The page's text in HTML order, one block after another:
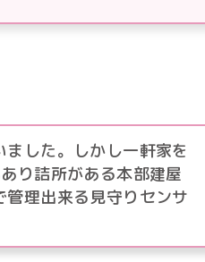
した。しかし一軒家を
り詰所がある本部建屋
理出来る見守りセンサ